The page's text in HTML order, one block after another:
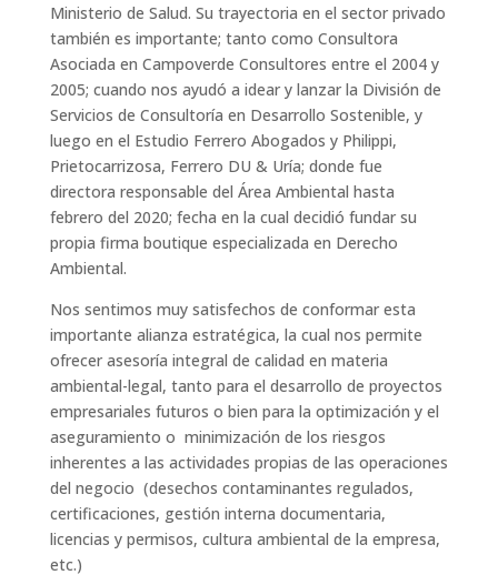
Ministerio de Salud. Su trayectoria en el sector privado
también es importante; tanto como Consultora
Asociada en Campoverde Consultores entre el 2004 y
2005; cuando nos ayudó a idear y lanzar la División de
Servicios de Consultoría en Desarrollo Sostenible, y
luego en el Estudio Ferrero Abogados y Philippi,
Prietocarrizosa, Ferrero DU & Uría; donde fue
directora responsable del Área Ambiental hasta
febrero del 2020; fecha en la cual decidió fundar su
propia firma boutique especializada en Derecho
Ambiental.
Nos sentimos muy satisfechos de conformar esta
importante alianza estratégica, la cual nos permite
ofrecer asesoría integral de calidad en materia
ambiental-legal, tanto para el desarrollo de proyectos
empresariales futuros o bien para la optimización y el
aseguramiento o minimización de los riesgos
inherentes a las actividades propias de las operaciones
del negocio (desechos contaminantes regulados,
certificaciones, gestión interna documentaria,
licencias y permisos, cultura ambiental de la empresa,
etc.)